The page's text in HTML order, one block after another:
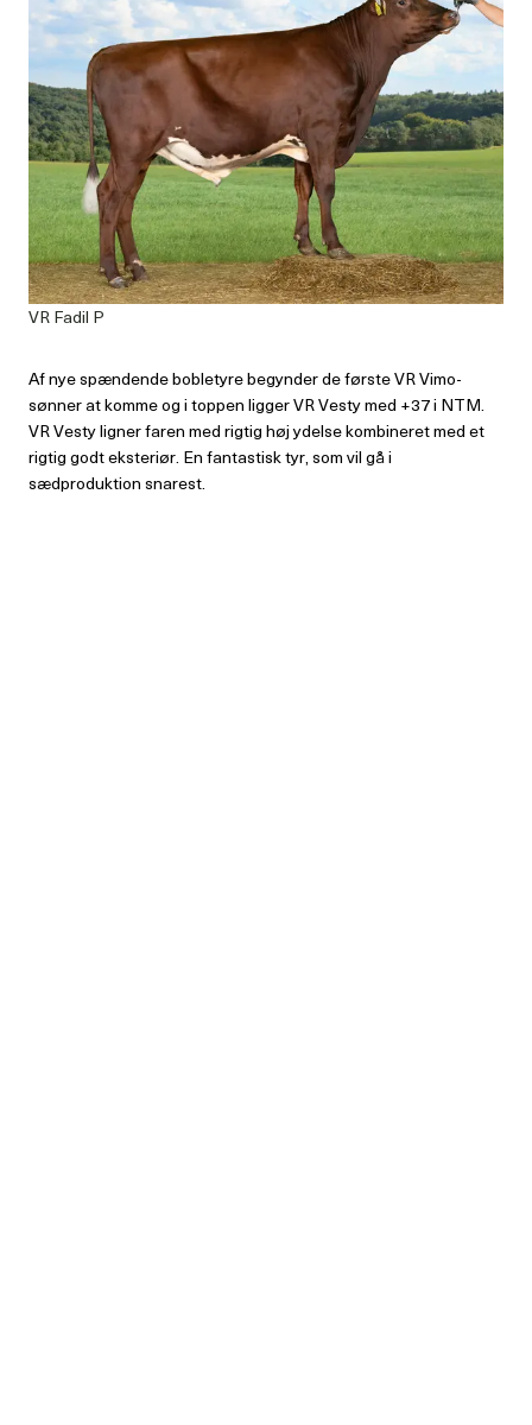
VR Fadil P
Af nye spændende bobletyre begynder de første VR Vimo-
sønner at komme og i toppen ligger VR Vesty med +37 i NTM.
VR Vesty ligner faren med rigtig høj ydelse kombineret med et
rigtig godt eksteriør. En fantastisk tyr, som vil gå i
sædproduktion snarest.